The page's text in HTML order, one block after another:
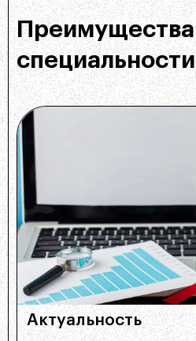
Преимущества
специальности
Актуальность